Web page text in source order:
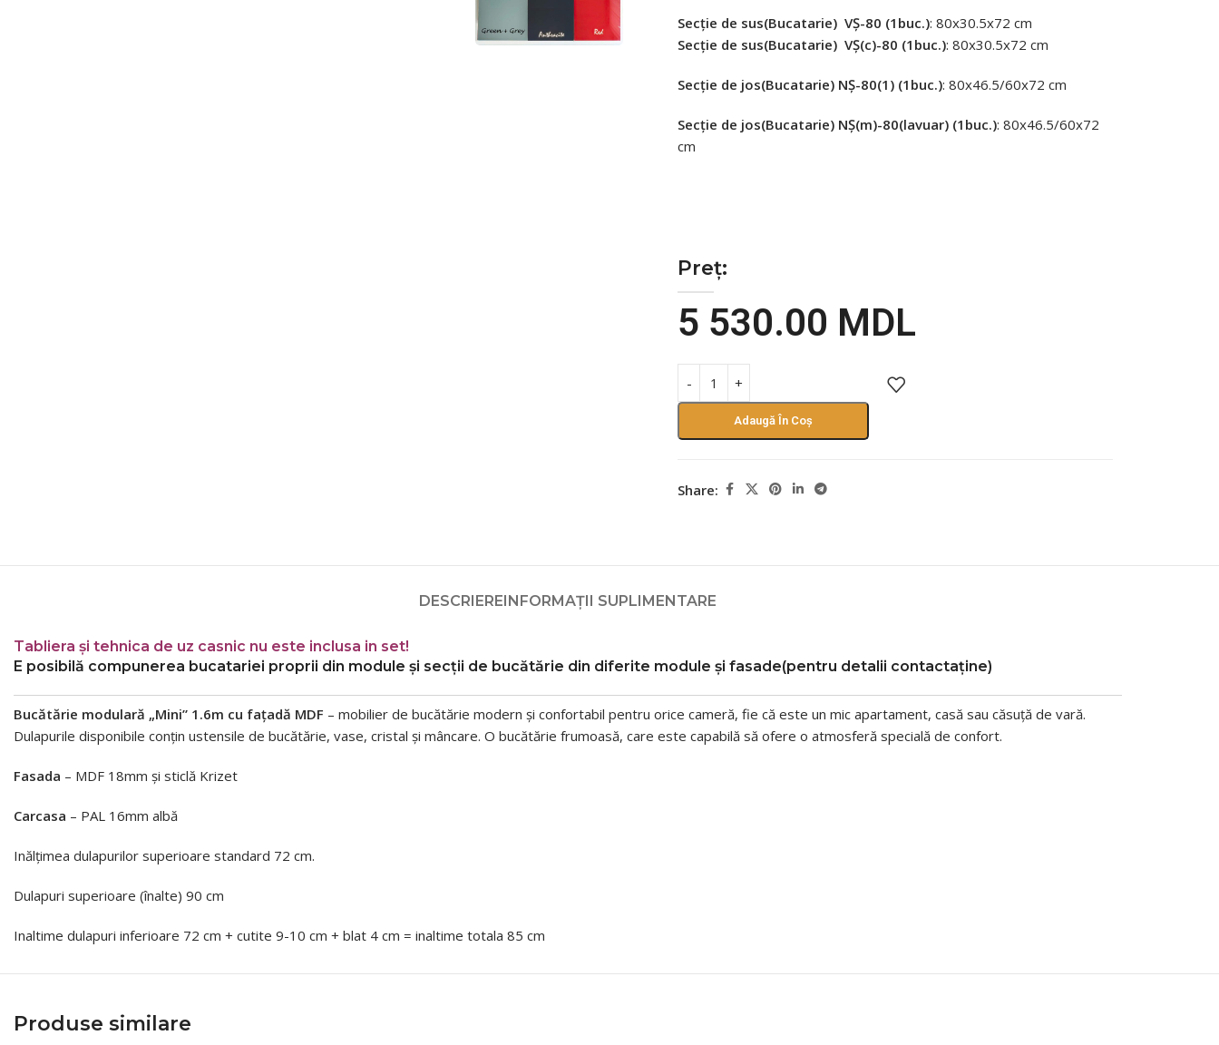
Secție de sus(Bucatarie) VȘ-80 (1buc.): 80х30.5х72 cm
Secție de sus(Bucatarie) VȘ(c)-80 (1buc.): 80х30.5х72 cm
Secție de jos(Bucatarie) NȘ-80(1) (1buc.): 80х46.5/60х72 cm
Secție de jos(Bucatarie) NȘ(m)-80(lavuar) (1buc.): 80х46.5/60х72
cm
Preț:
5 530.00 MDL
Adaugă În Coș
Share:
DESCRIEREINFORMAȚII SUPLIMENTARE
Tabliera și tehnica de uz casnic nu este inclusa in set!
E posibilă compunerea bucatariei proprii din module și secții de bucătărie din diferite module și fasade(pentru detalii contactaține)
Bucătărie modulară „Mini” 1.6m cu fațadă MDF – mobilier de bucătărie modern și confortabil pentru orice cameră, fie că este un mic apartament, casă sau căsuță de vară.
Dulapurile disponibile conțin ustensile de bucătărie, vase, cristal și mâncare. O bucătărie frumoasă, care este capabilă să ofere o atmosferă specială de confort.
Fasada – MDF 18mm și sticlă Krizet
Carcasa – PAL 16mm albă
Inălțimea dulapurilor superioare standard 72 cm.
Dulapuri superioare (înalte) 90 cm
Inaltime dulapuri inferioare 72 cm + cutite 9-10 cm + blat 4 cm = inaltime totala 85 cm
Produse similare